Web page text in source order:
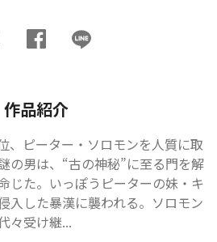
作品紹介
、ピーター・ソロモンを人質に取
の男は、“古の神秘”に至る門を解
じた。いっぽうピーターの妹・キ
入した暴漢に襲われる。ソロモン
々受け継...